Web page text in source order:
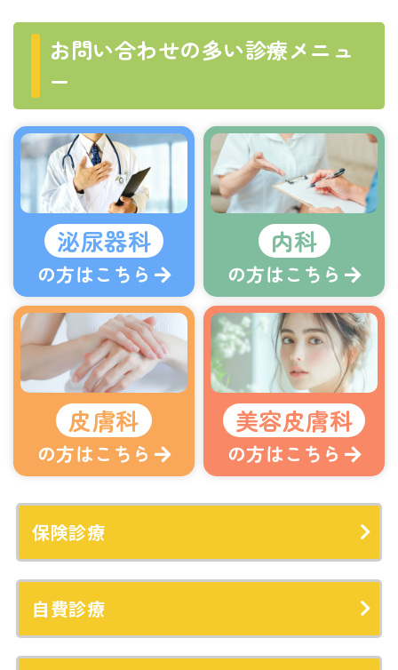
お問い合わせの多い診療メニュ
ー
泌尿器科
の方はこちら
内科
の方はこちら
皮膚科
の方はこちら
美容皮膚科
の方はこちら
保険診療
自費診療